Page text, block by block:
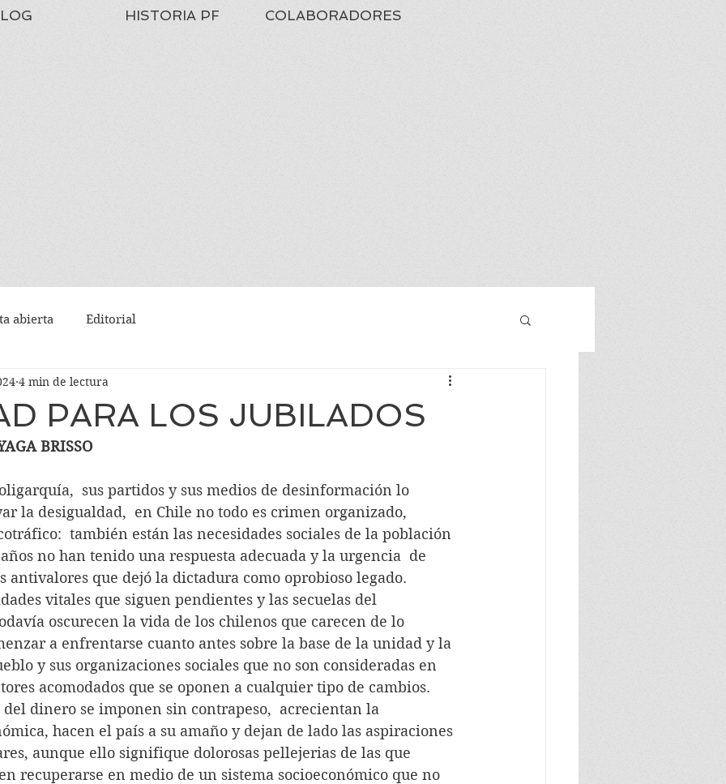
HISTORIA PF COLABORADORES
abierta Editorial
PARA LOS JUBILADOS
4 min de lectura
BRISSO
sus partidos y sus medios de desinformación lo
la desigualdad,  en Chile no todo es crimen organizado,
también están las necesidades sociales de la población
no han tenido una respuesta adecuada y la urgencia  de
antivalores que dejó la dictadura como oprobioso legado.
vitales que siguen pendientes y las secuelas del
oscurecen la vida de los chilenos que carecen de lo
a enfrentarse cuanto antes sobre la base de la unidad y la
y sus organizaciones sociales que no son consideradas en
acomodados que se oponen a cualquier tipo de cambios.
se imponen sin contrapeso,  acrecientan la
hacen el país a su amaño y dejan de lado las aspiraciones
aunque ello signifique dolorosas pellejerias de las que
recuperarse en medio de un sistema socioeconómico que no